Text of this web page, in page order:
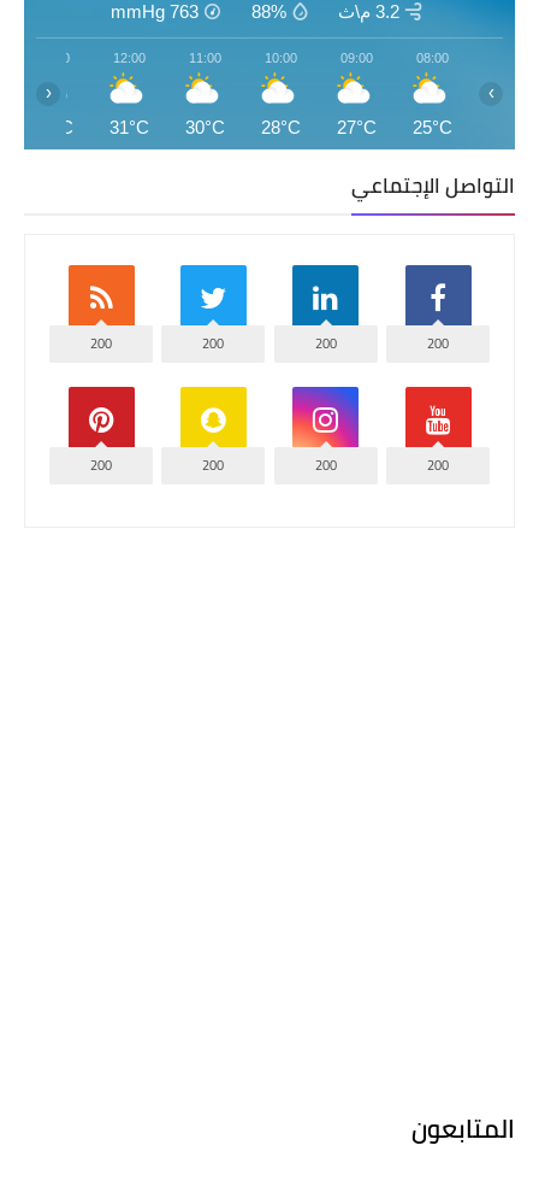
3.2 م\ث 88%
763
mmHg
08:00
25°C
09:00
27°C
10:00
28°C
11:00
30°C
12:00
31°C
13:00
32°C
‹ ›
التواصل الإجتماعي
200
200
200
200
200
200
200
200
المتابعون